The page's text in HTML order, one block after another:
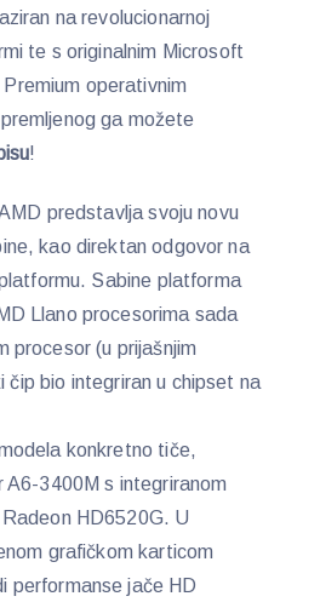
na revolucionarnoj
te s originalnim Microsoft
operativnim
ga možete
!
predstavlja svoju novu
kao direktan odgovor na
Sabine platforma
Llano procesorima sada
procesor (u prijašnjim
čip bio integriran u chipset na
konkretno tiče,
A6-3400M s integriranom
HD6520G. U
grafičkom karticom
performanse jače HD